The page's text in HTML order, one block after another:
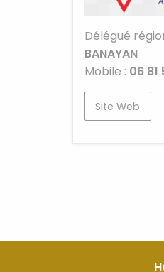
Délégué
BANAYAN
Mobile : 06 81
Site Web